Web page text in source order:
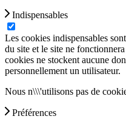
Indispensables
Les cookies indispensables
du site et le site ne
cookies ne stockent aucune
personnellement un utilisateur.
Nous n\\\'utilisons pas de
Préférences